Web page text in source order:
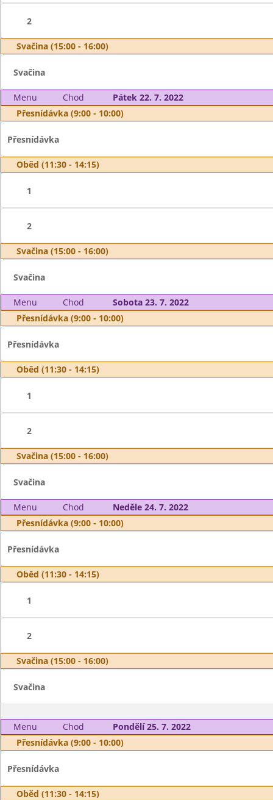
2
Svačina (15:00 - 16:00)
Svačina
Menu Chod
Pátek 22. 7. 2022
Přesnídávka (9:00 - 10:00)
Přesnídávka
Oběd (11:30 - 14:15)
1
2
Svačina (15:00 - 16:00)
Svačina
Menu Chod
Sobota 23. 7. 2022
Přesnídávka (9:00 - 10:00)
Přesnídávka
Oběd (11:30 - 14:15)
1
2
Svačina (15:00 - 16:00)
Svačina
Menu Chod
Neděle 24. 7. 2022
Přesnídávka (9:00 - 10:00)
Přesnídávka
Oběd (11:30 - 14:15)
1
2
Svačina (15:00 - 16:00)
Svačina
Menu Chod
Pondělí 25. 7. 2022
Přesnídávka (9:00 - 10:00)
Přesnídávka
Oběd (11:30 - 14:15)